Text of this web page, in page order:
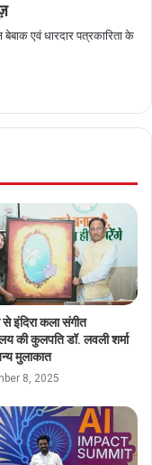
बेबाक एवं धारदार पत्रकारिता के
इंदिरा कला संगीत
की कुलपति डॉ. लवली शर्मा
मुलाकात
8, 2025